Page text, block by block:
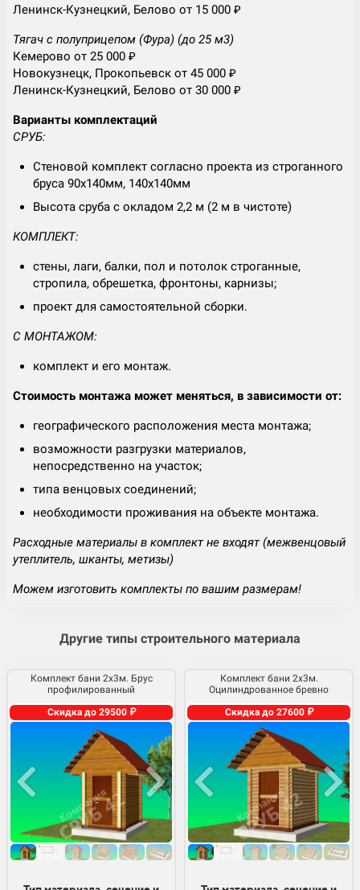
Ленинск-Кузнецкий, Белово от 15 000 ₽
Тягач с полуприцепом (Фура) (до 25 м3)
Кемерово от 25 000 ₽
Новокузнецк, Прокопьевск от 45 000 ₽
Ленинск-Кузнецкий, Белово от 30 000 ₽
Варианты комплектаций
СРУБ:
Стеновой комплект согласно проекта из строганного
бруса 90х140мм, 140х140мм
Высота сруба с окладом 2,2 м (2 м в чистоте)
КОМПЛЕКТ:
стены, лаги, балки, пол и потолок строганные,
стропила, обрешетка, фронтоны, карнизы;
проект для самостоятельной сборки.
С МОНТАЖОМ:
комплект и его монтаж.
Стоимость монтажа может меняться, в зависимости от:
географического расположения места монтажа;
возможности разгрузки материалов,
непосредственно на участок;
типа венцовых соединений;
необходимости проживания на объекте монтажа.
Расходные материалы в комплект не входят (межвенцовый
утеплитель, шканты, метизы)
Можем изготовить комплекты по вашим размерам!
Другие типы строительного материала
Комплект бани 2х3м. Брус
профилированный
Скидка до 29500 ₽
Комплект бани 2х3м.
Оцилиндрованное бревно
Скидка до 27600 ₽